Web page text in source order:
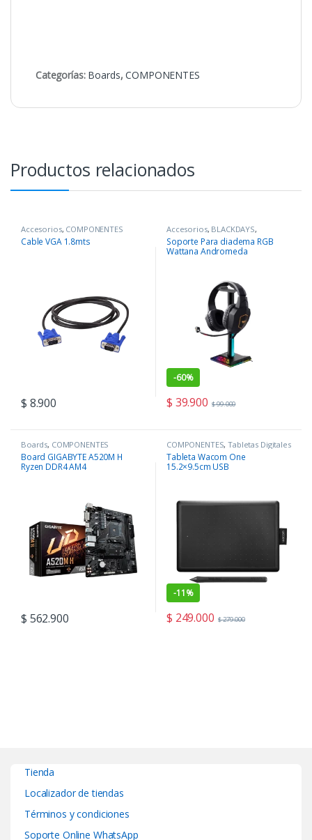
Categorías: Boards,COMPONENTES
Productos relacionados
Accesorios, COMPONENTES
Cable VGA 1.8mts
$ 8.900
Accesorios, BLACKDAYS,
COMPONENTES , Periféricos
Soporte Para diadema RGB
Wattana Andromeda
-60%
$ 39.900 $99.000
Boards, COMPONENTES
Board GIGABYTE A520M H
Ryzen DDR4 AM4
$ 562.900
COMPONENTES,Tabletas Digitales
Tableta Wacom One
15.2×9.5cm USB
-11%
$ 249.000 $279.000
Tienda
Localizador de tiendas
Términos y condiciones
Soporte Online WhatsApp